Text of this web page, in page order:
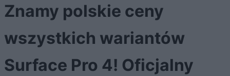
Znamy polskie ceny
wszystkich wariantów
Surface Pro 4! Oficjalny